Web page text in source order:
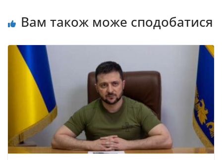
Вам також може сподобатися